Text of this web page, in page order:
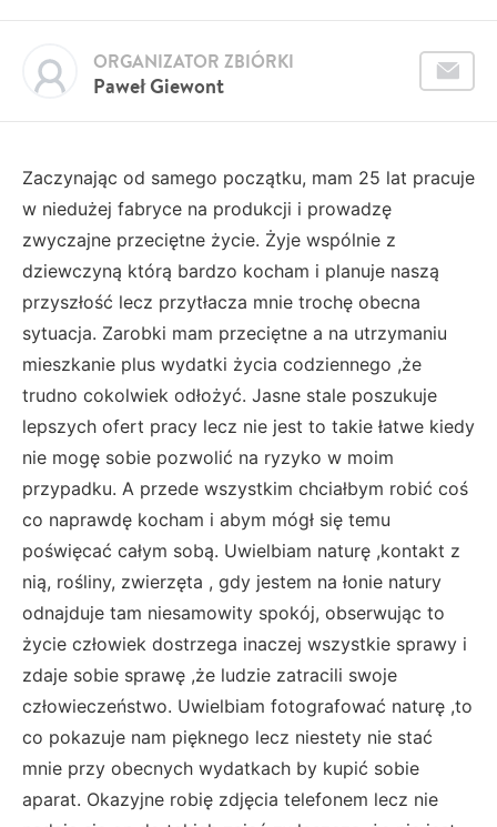
Paweł Giewont
ORGANIZATOR ZBIÓRKI
Zaczynając od samego początku, mam 25 lat pracuje
w niedużej fabryce na produkcji i prowadzę
zwyczajne przeciętne życie. Żyje wspólnie z
dziewczyną którą bardzo kocham i planuje naszą
przyszłość lecz przytłacza mnie trochę obecna
sytuacja. Zarobki mam przeciętne a na utrzymaniu
mieszkanie plus wydatki życia codziennego ,że
trudno cokolwiek odłożyć. Jasne stale poszukuje
lepszych ofert pracy lecz nie jest to takie łatwe kiedy
nie mogę sobie pozwolić na ryzyko w moim
przypadku. A przede wszystkim chciałbym robić coś
co naprawdę kocham i abym mógł się temu
poświęcać całym sobą. Uwielbiam naturę ,kontakt z
nią, rośliny, zwierzęta , gdy jestem na łonie natury
odnajduje tam niesamowity spokój, obserwując to
życie człowiek dostrzega inaczej wszystkie sprawy i
zdaje sobie sprawę ,że ludzie zatracili swoje
człowieczeństwo. Uwielbiam fotografować naturę ,to
co pokazuje nam pięknego lecz niestety nie stać
mnie przy obecnych wydatkach by kupić sobie
aparat. Okazyjne robię zdjęcia telefonem lecz nie